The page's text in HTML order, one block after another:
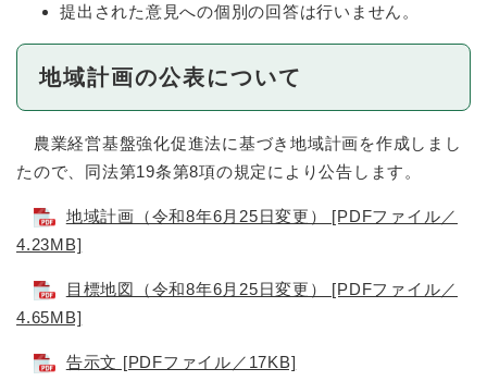
提出された意見への個別の回答は行いません。
地域計画の公表について
農業経営基盤強化促進法に基づき地域計画を作成しまし
たので、同法第19条第8項の規定により公告します。
地域計画（令和8年6月25日変更） [PDFファイル／
4.23MB]
目標地図（令和8年6月25日変更） [PDFファイル／
4.65MB]
告示文 [PDFファイル／17KB]